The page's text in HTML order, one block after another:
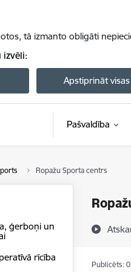
tā izmanto obligāti
izvēli:
Apstiprināt visas
Pašvaldība
Ropažu Sporta centrs
ģerboņi un
rīcība
Publicēts: